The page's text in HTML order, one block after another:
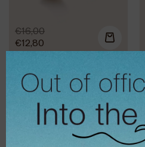
€16,00
€12,80
Σκουλαρίκια
Moonlight